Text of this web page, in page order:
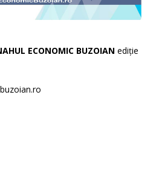
ECONOMIC BUZOIAN ediție